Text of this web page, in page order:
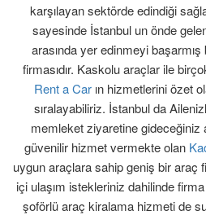
karşılayan sektörde edindiği
sayesinde İstanbul un önde
arasında yer edinmeyi başarmış
firmasıdır. Kaskolu araçlar ile
Rent a Car ın hizmetlerini özet
sıralayabiliriz. İstanbul da
memleket ziyaretine gideceğiniz
güvenilir hizmet vermekte olan
uygun araçlara sahip geniş bir araç
içi ulaşım istekleriniz dahilinde
şoförlü araç kiralama hizmeti de